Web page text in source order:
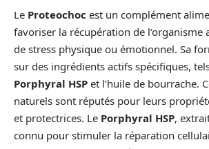
Le Proteochoc est un complément
favoriser la récupération de l’organisme
de stress physique ou émotionnel. Sa
sur des ingrédients actifs spécifiques,
Porphyral HSP et l’huile de bourrache.
naturels sont réputés pour leurs
et protectrices. Le Porphyral HSP,
connu pour stimuler la réparation